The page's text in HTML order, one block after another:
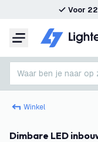
Voor
Menu
Waar ben je naar op
Winkel
Dimbare LED inbouwspot RVS - Rio - 3W - 4000K -